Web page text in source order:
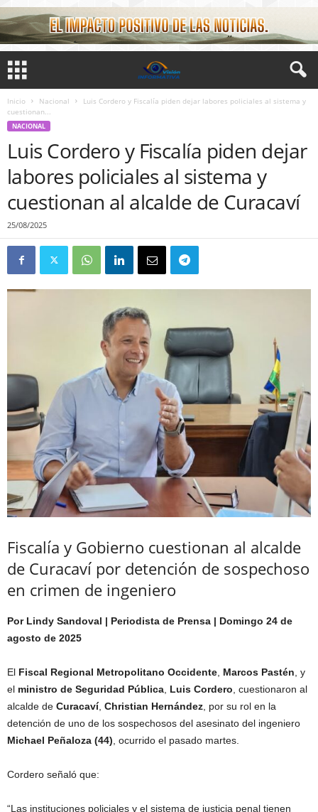
Inicio Nacional
Luis Cordero y Fiscalía piden dejar labores policiales al sistema y
cuestionan...
NACIONAL
Luis Cordero y Fiscalía piden dejar
labores policiales al sistema y
cuestionan al alcalde de Curacaví
25/08/2025
Fiscalía y Gobierno cuestionan al alcalde
de Curacaví por detención de sospechoso
en crimen de ingeniero
Por Lindy Sandoval | Periodista de Prensa | Domingo 24 de
agosto de 2025
El Fiscal Regional Metropolitano Occidente Marcos Pastén , y
el ministro de Seguridad Pública Luis Cordero , cuestionaron al
alcalde de Curacaví, Christian Hernández , por su rol en la
detención de uno de los sospechosos del asesinato del ingeniero
Michael Peñaloza (44) , ocurrido el pasado martes.
Cordero señaló que:
“Las instituciones policiales y el sistema de justicia penal tienen